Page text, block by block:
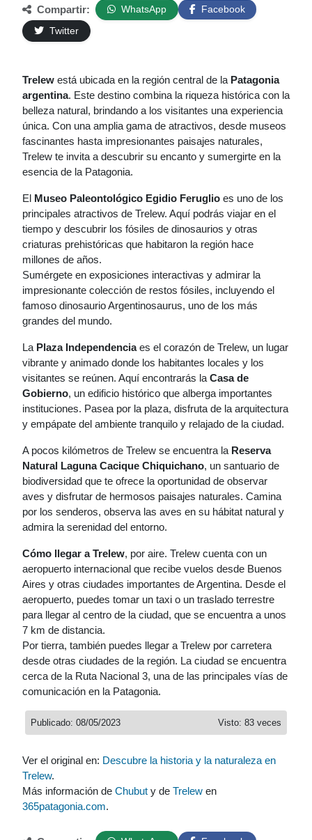
Compartir: WhatsApp
Facebook
Twitter
Trelew está ubicada en la región central de la Patagonia
argentina. Este destino combina la riqueza histórica con la
belleza natural, brindando a los visitantes una experiencia
única. Con una amplia gama de atractivos, desde museos
fascinantes hasta impresionantes paisajes naturales,
Trelew te invita a descubrir su encanto y sumergirte en la
esencia de la Patagonia.
El Museo Paleontológico Egidio Feruglio es uno de los
principales atractivos de Trelew. Aquí podrás viajar en el
tiempo y descubrir los fósiles de dinosaurios y otras
criaturas prehistóricas que habitaron la región hace
millones de años.
Sumérgete en exposiciones interactivas y admirar la
impresionante colección de restos fósiles, incluyendo el
famoso dinosaurio Argentinosaurus, uno de los más
grandes del mundo.
La Plaza Independenciaes el corazón de Trelew, un lugar
vibrante y animado donde los habitantes locales y los
visitantes se reúnen. Aquí encontrarás la Casa de
Gobierno, un edificio histórico que alberga importantes
instituciones. Pasea por la plaza, disfruta de la arquitectura
y empápate del ambiente tranquilo y relajado de la ciudad.
A pocos kilómetros de Trelew se encuentra la Reserva
Natural Laguna Cacique Chiquichano, un santuario de
biodiversidad que te ofrece la oportunidad de observar
aves y disfrutar de hermosos paisajes naturales. Camina
por los senderos, observa las aves en su hábitat natural y
admira la serenidad del entorno.
Cómo llegar a Trelew, por aire. Trelew cuenta con un
aeropuerto internacional que recibe vuelos desde Buenos
Aires y otras ciudades importantes de Argentina. Desde el
aeropuerto, puedes tomar un taxi o un traslado terrestre
para llegar al centro de la ciudad, que se encuentra a unos
7 km de distancia.
Por tierra, también puedes llegar a Trelew por carretera
desde otras ciudades de la región. La ciudad se encuentra
cerca de la Ruta Nacional 3, una de las principales vías de
comunicación en la Patagonia.
Visto: 83 veces
Publicado: 08/05/2023
Ver el original en: Descubre la historia y la naturaleza en
Trelew.
Más información de Chubut y de Trelew en
365patagonia.com.